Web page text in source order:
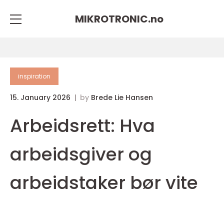
MIKROTRONIC.no
inspiration
15. January 2026 by Brede Lie Hansen
Arbeidsrett: Hva
arbeidsgiver og
arbeidstaker bør vite